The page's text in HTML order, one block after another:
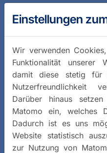
Einstellungen
Wir verwenden
Funktionalität unserer
damit diese stetig für
Nutzerfreundlichkeit
Darüber hinaus
Matomo ein, welches
Dadurch ist es uns
Website statistisch
zur Nutzung von